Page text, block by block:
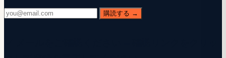
購読する →